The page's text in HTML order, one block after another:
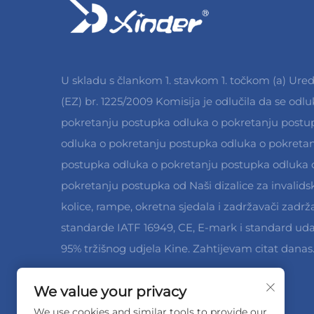
U skladu s člankom 1. stavkom 1. točkom (a)
(EZ) br. 1225/2009 Komisija je odlučila da se
pokretanju postupka odluka o pokretanju
odluka o pokretanju postupka odluka o
postupka odluka o pokretanju postupka odluka
pokretanju postupka od Naši dizalice za
kolice, rampe, okretna sjedala i zadržavači
standarde IATF 16949, CE, E-mark i standard
95% tržišnog udjela Kine. Zahtijevam citat danas.
We value your privacy